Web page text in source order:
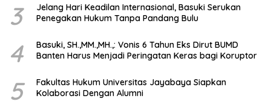
3
Jelang Hari Keadilan Internasional, Basuki Serukan
Penegakan Hukum Tanpa Pandang Bulu
4
Basuki, SH.,MM.,MH.,: Vonis 6 Tahun Eks Dirut BUMD
Banten Harus Menjadi Peringatan Keras bagi Koruptor
5
Fakultas Hukum Universitas Jayabaya Siapkan
Kolaborasi Dengan Alumni